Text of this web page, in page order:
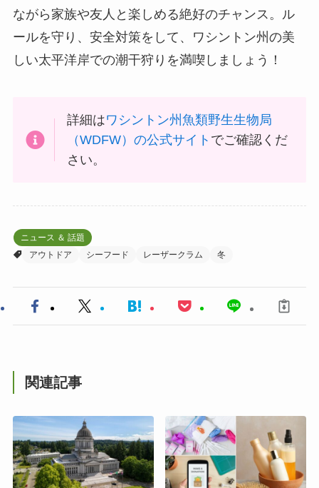
ながら家族や友人と楽しめる絶好のチャンス。ル
ールを守り、安全対策をして、ワシントン州の美
しい太平洋岸での潮干狩りを満喫しましょう！
詳細はワシントン州魚類野生生物局
（WDFW）の公式サイト でご確認くだ
さい。
ニュース ＆ 話題
アウトドア
シーフード レーザークラム 冬
関連記事